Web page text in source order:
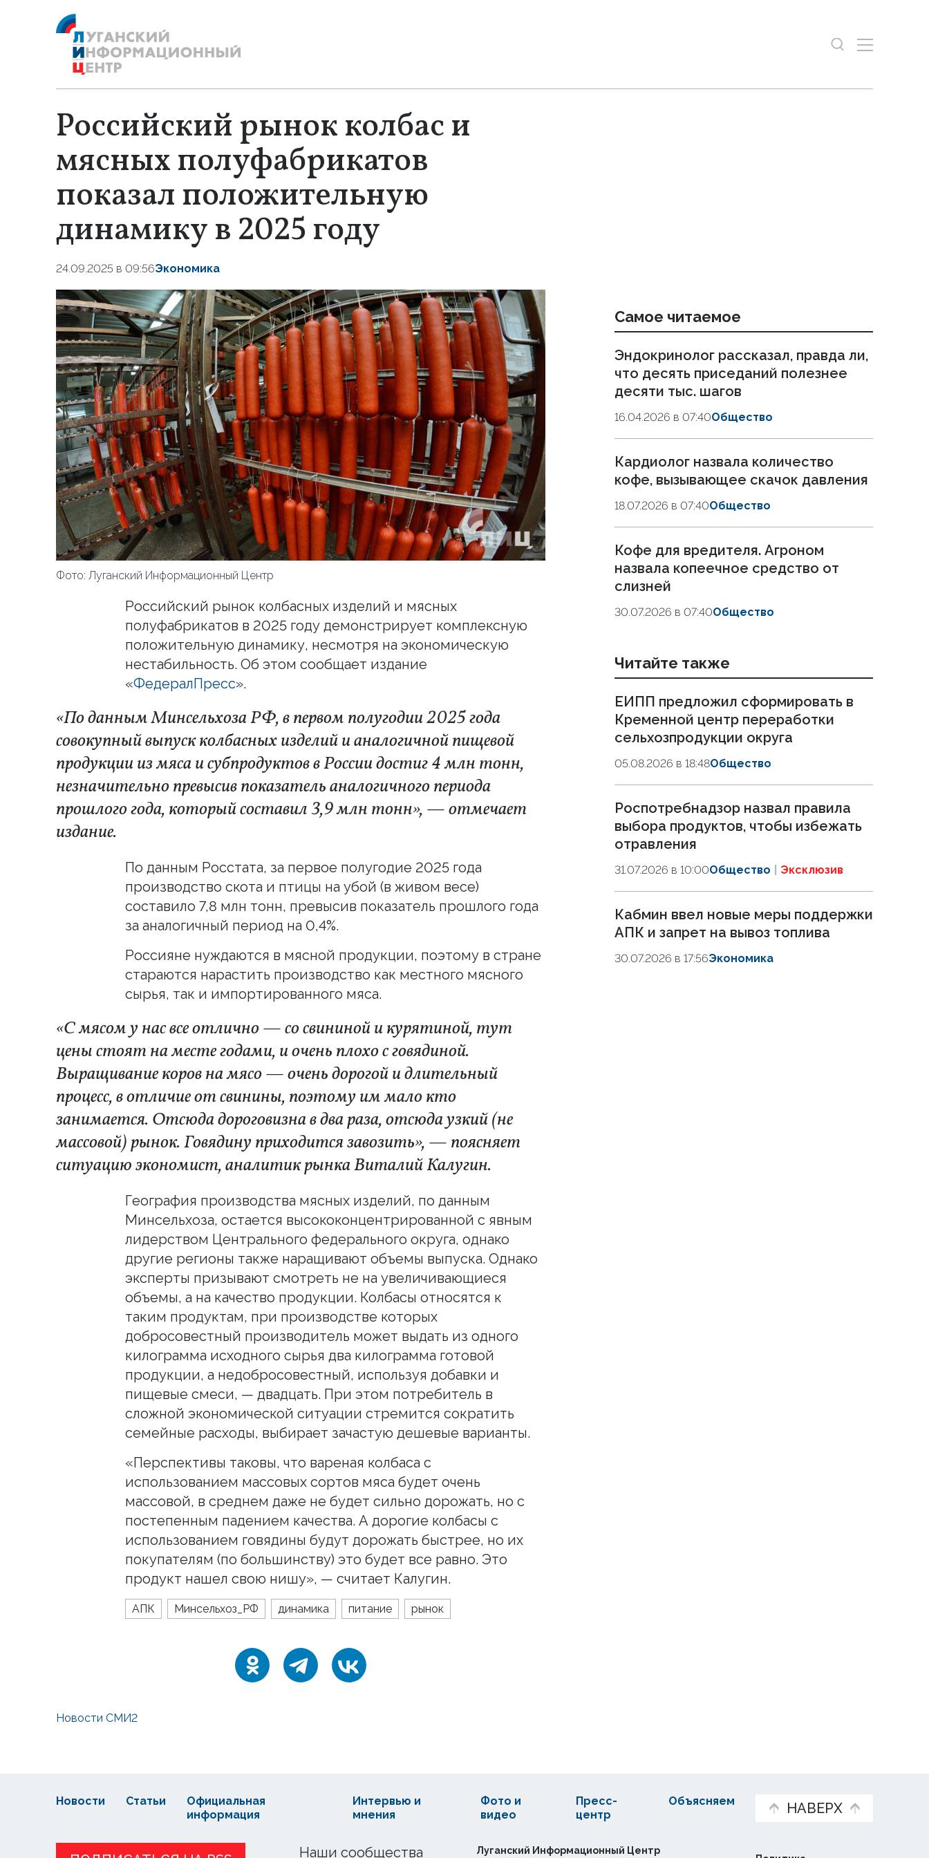
Российский рынок колбас и
мясных полуфабрикатов
показал положительную
динамику в 2025 году
24.09.2025 в 09:56Экономика
Фото: Луганский Информационный Центр
Российский рынок колбасных изделий и мясных
полуфабрикатов в 2025 году демонстрирует комплексную
положительную динамику, несмотря на экономическую
нестабильность. Об этом сообщает издание
«ФедералПресс».
«По данным Минсельхоза РФ, в первом полугодии 2025 года
совокупный выпуск колбасных изделий и аналогичной пищевой
продукции из мяса и субпродуктов в России достиг 4 млн тонн,
незначительно превысив показатель аналогичного периода
прошлого года, который составил 3,9 млн тонн», — отмечает
издание.
По данным Росстата, за первое полугодие 2025 года
производство скота и птицы на убой (в живом весе)
составило 7,8 млн тонн, превысив показатель прошлого года
за аналогичный период на 0,4%.
Россияне нуждаются в мясной продукции, поэтому в стране
стараются нарастить производство как местного мясного
сырья, так и импортированного мяса.
«С мясом у нас все отлично — со свининой и курятиной, тут
цены стоят на месте годами, и очень плохо с говядиной.
Выращивание коров на мясо — очень дорогой и длительный
процесс, в отличие от свинины, поэтому им мало кто
занимается. Отсюда дороговизна в два раза, отсюда узкий (не
массовой) рынок. Говядину приходится завозить», — поясняет
ситуацию экономист, аналитик рынка Виталий Калугин.
География производства мясных изделий, по данным
Минсельхоза, остается высококонцентрированной с явным
лидерством Центрального федерального округа, однако
другие регионы также наращивают объемы выпуска. Однако
эксперты призывают смотреть не на увеличивающиеся
объемы, а на качество продукции. Колбасы относятся к
таким продуктам, при производстве которых
добросовестный производитель может выдать из одного
килограмма исходного сырья два килограмма готовой
продукции, а недобросовестный, используя добавки и
пищевые смеси, — двадцать. При этом потребитель в
сложной экономической ситуации стремится сократить
семейные расходы, выбирает зачастую дешевые варианты.
«Перспективы таковы, что вареная колбаса с
использованием массовых сортов мяса будет очень
массовой, в среднем даже не будет сильно дорожать, но с
постепенным падением качества. А дорогие колбасы с
использованием говядины будут дорожать быстрее, но их
покупателям (по большинству) это будет все равно. Это
продукт нашел свою нишу», — считает Калугин.
АПК Минсельхоз_РФ динамика питание рынок
Самое читаемое
Эндокринолог рассказал, правда ли,
что десять приседаний полезнее
десяти тыс. шагов
16.04.2026 в 07:40Общество
Кардиолог назвала количество
кофе, вызывающее скачок давления
18.07.2026 в 07:40Общество
Кофе для вредителя. Агроном
назвала копеечное средство от
слизней
30.07.2026 в 07:40Общество
Читайте также
ЕИПП предложил сформировать в
Кременной центр переработки
сельхозпродукции округа
05.08.2026 в 18:48Общество
Роспотребнадзор назвал правила
выбора продуктов, чтобы избежать
отравления
31.07.2026 в 10:00Общество Эксклюзив
Кабмин ввел новые меры поддержки
АПК и запрет на вывоз топлива
30.07.2026 в 17:56Экономика
Новости СМИ2
НАВЕРХ
Наши сообщества
Новости Статьи
Официальная
информация
Интервью и
мнения
Фото и
видео
Пресс-
центр
Объясняем
Луганский Информационный Центр